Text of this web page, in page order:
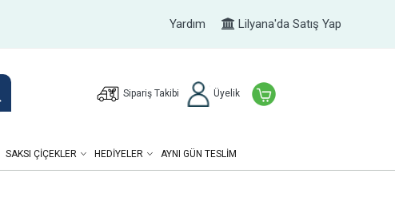
Yardım Lilyana'da Satış Yap
Sipariş Takibi Üyelik
SAKSI ÇIÇEKLER HEDIYELER AYNI GÜN TESLİM